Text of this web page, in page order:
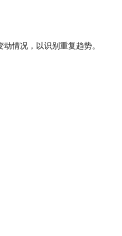
情况，以识别重复趋势。